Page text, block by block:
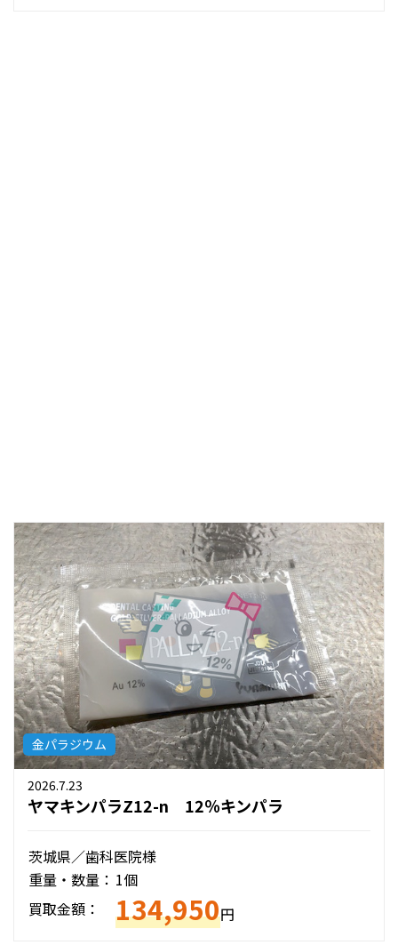
金パラジウム
2026.7.23
ヤマキンパラZ12-n 12％キンパラ
茨城県／歯科医院様
重量・数量： 1個
買取金額：
134,950円